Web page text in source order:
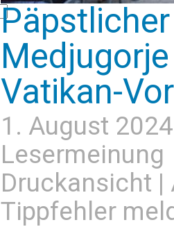
Vatikan-
1. August
Lesermeinung
Druckansicht |
Tippfehler